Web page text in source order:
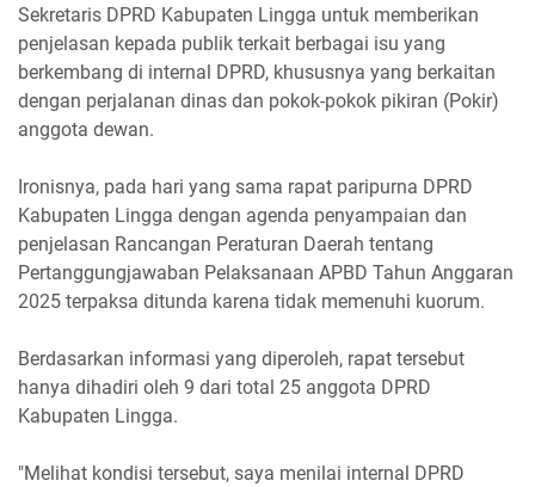
Sekretaris DPRD Kabupaten Lingga untuk memberikan
penjelasan kepada publik terkait berbagai isu yang
berkembang di internal DPRD, khususnya yang berkaitan
dengan perjalanan dinas dan pokok-pokok pikiran (Pokir)
anggota dewan.
Ironisnya, pada hari yang sama rapat paripurna DPRD
Kabupaten Lingga dengan agenda penyampaian dan
penjelasan Rancangan Peraturan Daerah tentang
Pertanggungjawaban Pelaksanaan APBD Tahun Anggaran
2025 terpaksa ditunda karena tidak memenuhi kuorum.
Berdasarkan informasi yang diperoleh, rapat tersebut
hanya dihadiri oleh 9 dari total 25 anggota DPRD
Kabupaten Lingga.
"Melihat kondisi tersebut, saya menilai internal DPRD